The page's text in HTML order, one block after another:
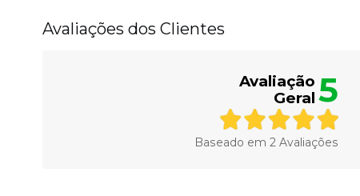
Avaliações dos Clientes
Avaliação
Geral 5
Baseado em 2 Avaliações